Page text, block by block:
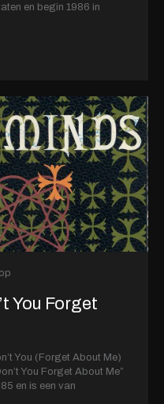
en begin 1986 in
You Forget
You (Forget About Me)
You Forget About Me”
en is een van